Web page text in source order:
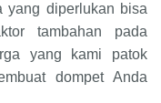
yang diperlukan bisa
tambahan pada
yang kami patok
dompet Anda